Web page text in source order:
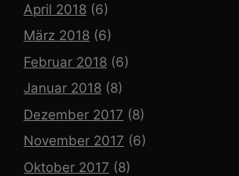
April 2018 (6)
März 2018 (6)
Februar 2018 (6)
Januar 2018 (8)
Dezember 2017 (8)
November 2017 (6)
Oktober 2017 (8)